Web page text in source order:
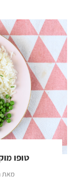
טופו
מאת